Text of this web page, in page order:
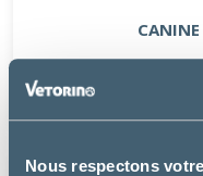
Nous respectons